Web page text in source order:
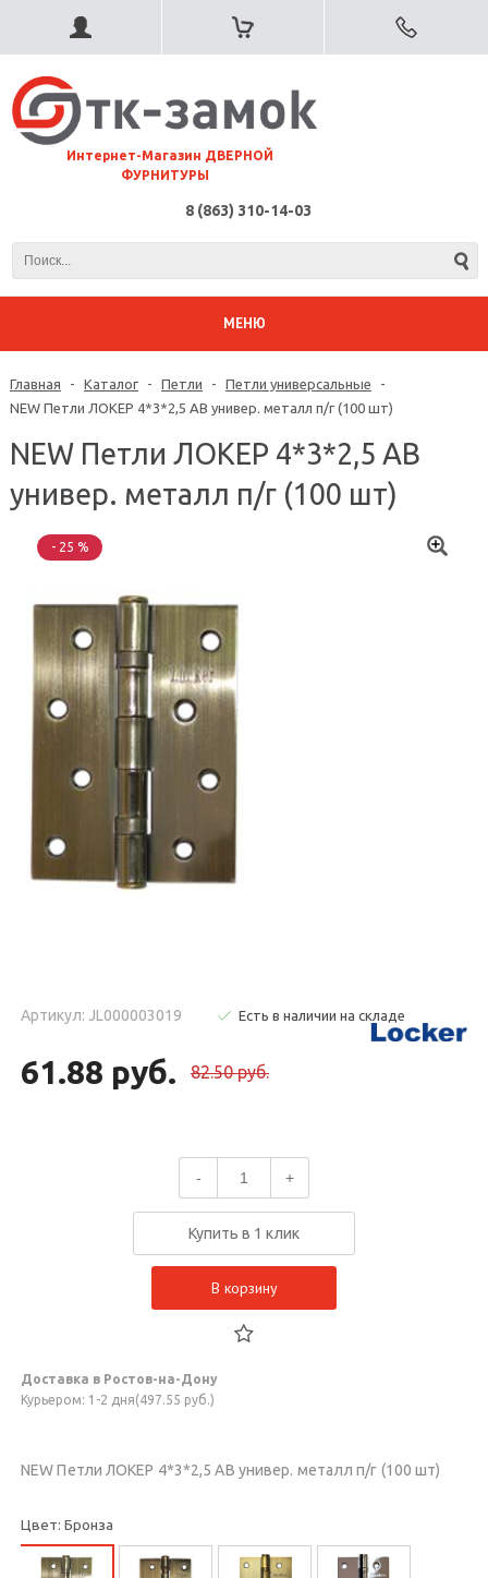
⠀Интернет-Магазин ДВЕРНОЙ
ФУРНИТУРЫ
8 (863) 310-14-03
МЕНЮ
Главная - Каталог - Петли - Петли универсальные
-
NEW Петли ЛОКЕР 4*3*2,5 AB универ. металл п/г (100 шт)
NEW Петли ЛОКЕР 4*3*2,5 AB
универ. металл п/г (100 шт)
- 25 %
Артикул: JL000003019 Есть в наличии на складе
61.88 руб. 82.50 руб.
- +
Купить в 1 клик
В корзину
Доставка в Ростов-на-Дону
Курьером: 1-2 дня(497.55 руб.)
NEW Петли ЛОКЕР 4*3*2,5 AB универ. металл п/г (100 шт)
Цвет: Бронза